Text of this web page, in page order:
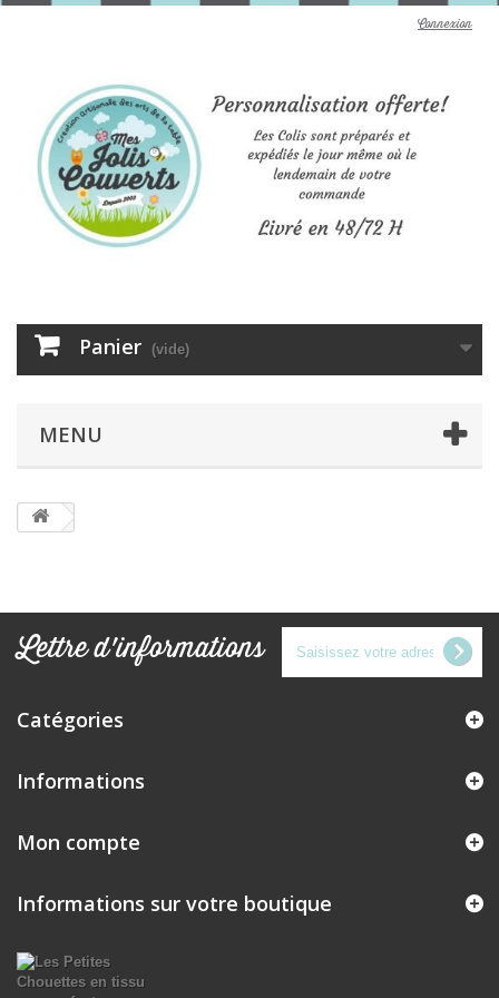
Connexion
Panier (vide)
MENU
Lettre d'informations
Catégories
Informations
Mon compte
Informations sur votre boutique